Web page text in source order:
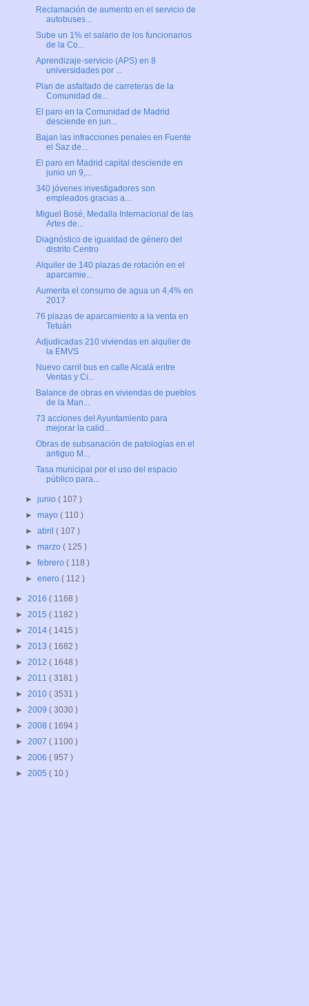
Reclamación de aumento en el servicio de
autobuses...
Sube un 1% el salario de los funcionarios
de la Co...
Aprendizaje-servicio (APS) en 8
universidades por ...
Plan de asfaltado de carreteras de la
Comunidad de...
El paro en la Comunidad de Madrid
desciende en jun...
Bajan las infracciones penales en Fuente
el Saz de...
El paro en Madrid capital desciende en
junio un 9,...
340 jóvenes investigadores son
empleados gracias a...
Miguel Bosé, Medalla Internacional de las
Artes de...
Diagnóstico de igualdad de género del
distrito Centro
Alquiler de 140 plazas de rotación en el
aparcamie...
Aumenta el consumo de agua un 4,4% en
2017
76 plazas de aparcamiento a la venta en
Tetuán
Adjudicadas 210 viviendas en alquiler de
la EMVS
Nuevo carril bus en calle Alcalá entre
Ventas y Ci...
Balance de obras en viviendas de pueblos
de la Man...
73 acciones del Ayuntamiento para
mejorar la calid...
Obras de subsanación de patologías en el
antiguo M...
Tasa municipal por el uso del espacio
público para...
►junio( 107 )
►mayo( 110 )
►abril( 107 )
►marzo( 125 )
►febrero( 118 )
►enero( 112 )
► 2016 ( 1168 )
► 2015 ( 1182 )
► 2014 ( 1415 )
► 2013 ( 1682 )
► 2012 ( 1648 )
► 2011 ( 3181 )
► 2010 ( 3531 )
► 2009 ( 3030 )
► 2008 ( 1694 )
► 2007 ( 1100 )
► 2006 ( 957 )
► 2005 ( 10 )